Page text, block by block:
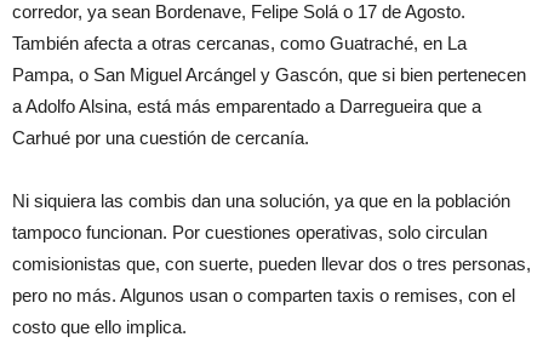
corredor, ya sean Bordenave, Felipe Solá o 17 de Agosto.
También afecta a otras cercanas, como Guatraché, en La
Pampa, o San Miguel Arcángel y Gascón, que si bien pertenecen
a Adolfo Alsina, está más emparentado a Darregueira que a
Carhué por una cuestión de cercanía.
Ni siquiera las combis dan una solución, ya que en la población
tampoco funcionan. Por cuestiones operativas, solo circulan
comisionistas que, con suerte, pueden llevar dos o tres personas,
pero no más. Algunos usan o comparten taxis o remises, con el
costo que ello implica.